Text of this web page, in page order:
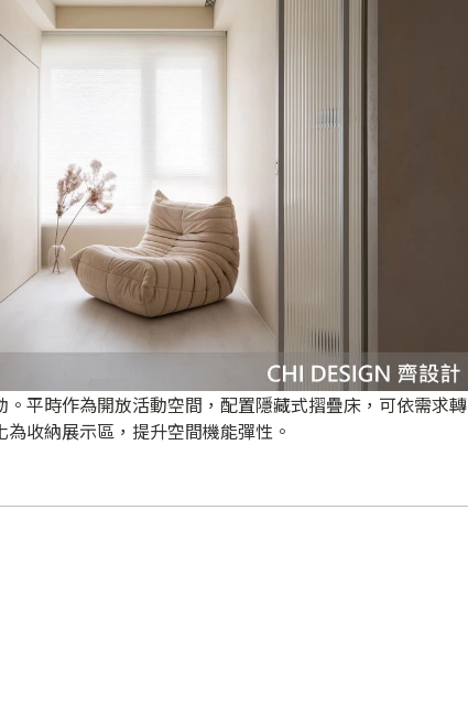
平時作為開放活動空間，配置隱藏式摺疊床，可依需求轉
收納展示區，提升空間機能彈性。